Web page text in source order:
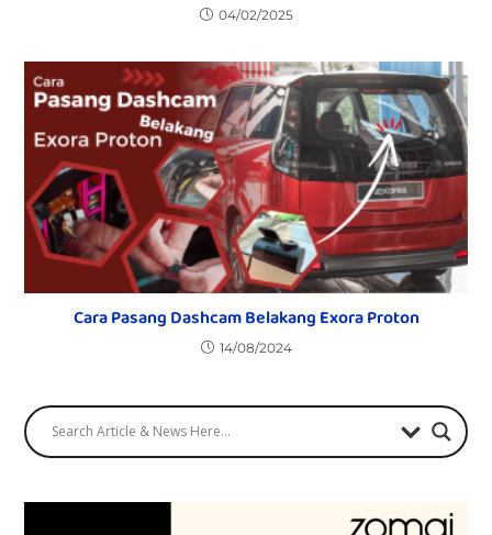
04/02/2025
Cara Pasang Dashcam Belakang Exora Proton
14/08/2024